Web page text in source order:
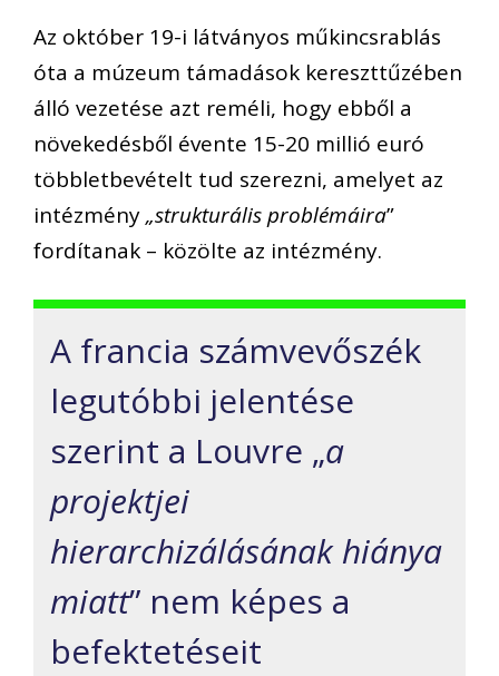
Az október 19-i látványos műkincsrablás
óta a múzeum támadások kereszttűzében
álló vezetése azt reméli, hogy ebből a
növekedésből évente 15-20 millió euró
többletbevételt tud szerezni, amelyet az
intézmény„strukturális problémáira”
fordítanak – közölte az intézmény.
A francia számvevőszék
legutóbbi jelentése
szerint a Louvre „a
projektjei
hierarchizálásának hiánya
miatt” nem képes a
befektetéseit